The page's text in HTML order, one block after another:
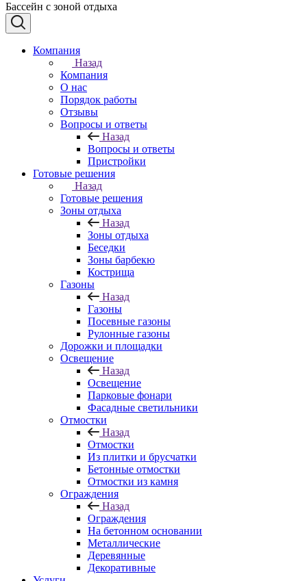
Бассейн с зоной отдыха
Компания
Назад
Компания
О нас
Порядок работы
Отзывы
Вопросы и ответы
Назад
Вопросы и ответы
Пристройки
Готовые решения
Назад
Готовые решения
Зоны отдыха
Назад
Зоны отдыха
Беседки
Зоны барбекю
Кострища
Газоны
Назад
Газоны
Посевные газоны
Рулонные газоны
Дорожки и площадки
Освещение
Назад
Освещение
Парковые фонари
Фасадные светильники
Отмостки
Назад
Отмостки
Из плитки и брусчатки
Бетонные отмостки
Отмостки из камня
Ограждения
Назад
Ограждения
На бетонном основании
Металлические
Деревянные
Декоративные